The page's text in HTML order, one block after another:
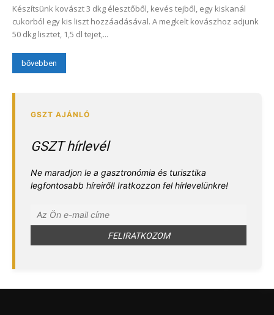
Készítsünk kovászt 3 dkg élesztőből, kevés tejből, egy kiskanál
cukorból egy kis liszt hozzáadásával. A megkelt kovászhoz adjunk
50 dkg lisztet, 1,5 dl tejet,...
bővebben
GSZT hírlevél
Ne maradjon le a gasztronómia és turisztika
legfontosabb híreiről! Iratkozzon fel hírlevelünkre!